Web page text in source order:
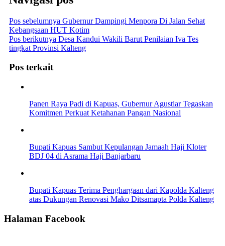
Pos sebelumnya Gubernur Dampingi Menpora Di Jalan Sehat
Kebangsaan HUT Kotim
Pos berikutnya Desa Kandui Wakili Barut Penilaian Iva Tes
tingkat Provinsi Kalteng
Pos terkait
Panen Raya Padi di Kapuas, Gubernur Agustiar Tegaskan
Komitmen Perkuat Ketahanan Pangan Nasional
Bupati Kapuas Sambut Kepulangan Jamaah Haji Kloter
BDJ 04 di Asrama Haji Banjarbaru
Bupati Kapuas Terima Penghargaan dari Kapolda Kalteng
atas Dukungan Renovasi Mako Ditsamapta Polda Kalteng
Halaman Facebook